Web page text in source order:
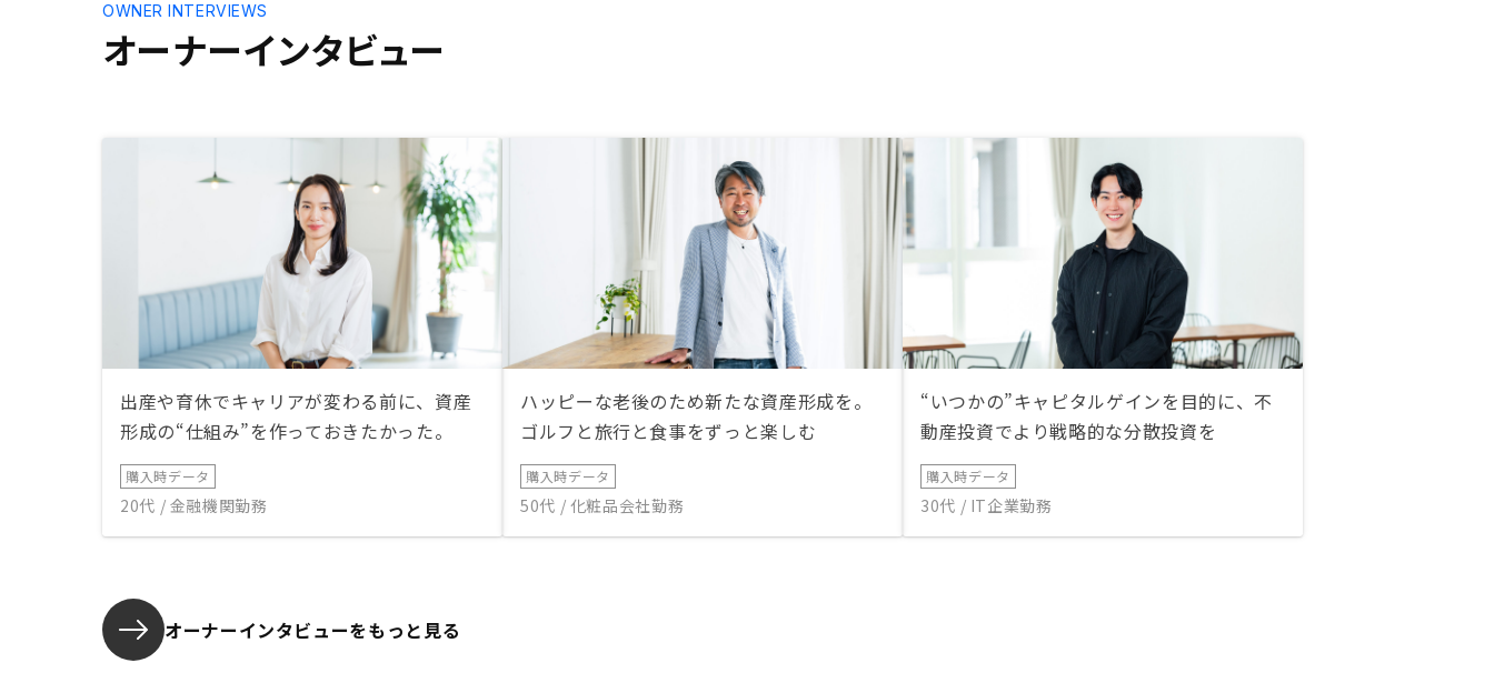
て終わる、という事を聞いて安心し
ました。 良い物件と、ご担当の方
のご相談のおかげです。有難う御座
オーナーインタビュー
OWNER INTERVIEWS
出産や育休でキャリアが変わる前に、資産
形成の“仕組み”を作っておきたかった。
購入時データ
20代 / 金融機関勤務
ハッピーな老後のため新たな資産形成を。
ゴルフと旅行と食事をずっと楽しむ
購入時データ
50代 / 化粧品会社勤務
“いつかの”キャピタルゲインを目的に、不
動産投資でより戦略的な分散投資を
購入時データ
30代 / IT企業勤務
オーナーインタビューをもっと見る